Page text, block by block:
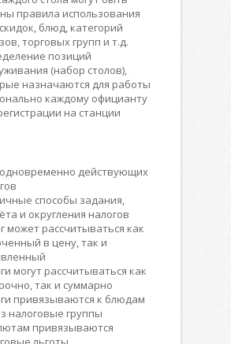
правила использования
блюд, категорий
торговых групп и т.д.
позиций
(набор столов),
назначаются для работы
каждому официанту
на станции
действующих
способы задания,
и округления налогов
может рассчитываться как
в цену, так и
могут рассчитываться как
так и суммарно
привязываются к блюдам
налоговые группы
привязываются